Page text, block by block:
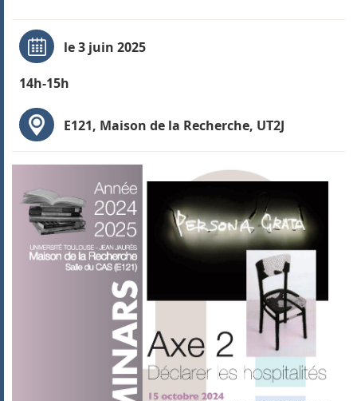
le 3 juin 2025
14h-15h
E121, Maison de la Recherche, UT2J